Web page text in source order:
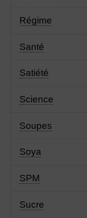
Régime
Santé
Satiété
Science
Soupes
Soya
SPM
Sucre